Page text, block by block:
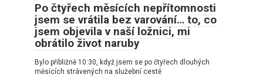
Po čtyřech měsících nepřítomnosti
jsem se vrátila bez varování… to, co
jsem objevila v naší ložnici, mi
obrátilo život naruby
Bylo přibližně 10:30, když jsem se po čtyřech dlouhých
měsících strávených na služební cestě